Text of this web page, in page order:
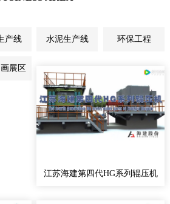
产线 水泥生产线 环保工程
展区
江苏海建第四代HG系列辊压机